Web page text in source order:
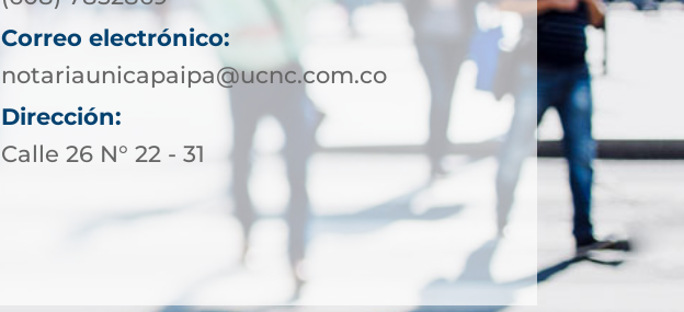
Correo electrónico:
notariaunicapaipa@ucnc.com.co
Dirección:
Calle 26 N° 22 - 31